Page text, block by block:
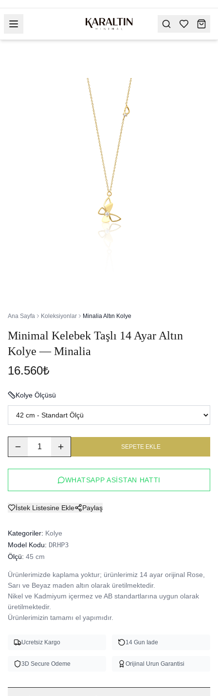
Ana Sayfa Koleksiyonlar Minalia Altın Kolye
Minimal Kelebek Taşlı 14 Ayar Altın
Kolye — Minalia
16.560₺
Kolye Ölçüsü
1 SEPETE EKLE
WHATSAPP ASISTAN HATTI
İstek Listesine Ekle Paylaş
Kategoriler: Kolye
Model Kodu: DRHP3
Ölçü: 45 cm
Ürünlerimizde kaplama yoktur; ürünlerimiz 14 ayar orijinal Rose,
Sarı ve Beyaz maden altın olarak üretilmektedir.
Nikel ve Kadmiyum içermez ve AB standartlarına uygun olarak
üretilmektedir.
Ürünlerimizin tamamı el yapımıdır.
Ucretsiz Kargo 14 Gun Iade
3D Secure Odeme Orijinal Urun Garantisi